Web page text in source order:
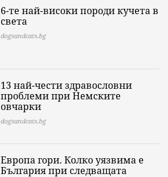
6-те най-високи породи кучета в
света
dogsandcats.bg
13 най-чести здравословни
проблеми при Немските
овчарки
dogsandcats.bg
Европа гори. Колко уязвима е
България при следващата